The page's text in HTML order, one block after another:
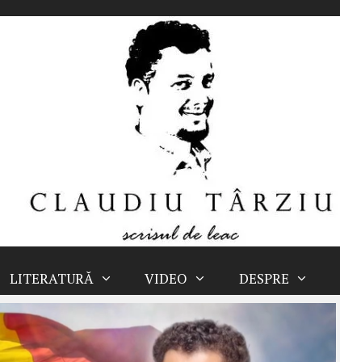
LITERATURĂ VIDEO DESPRE